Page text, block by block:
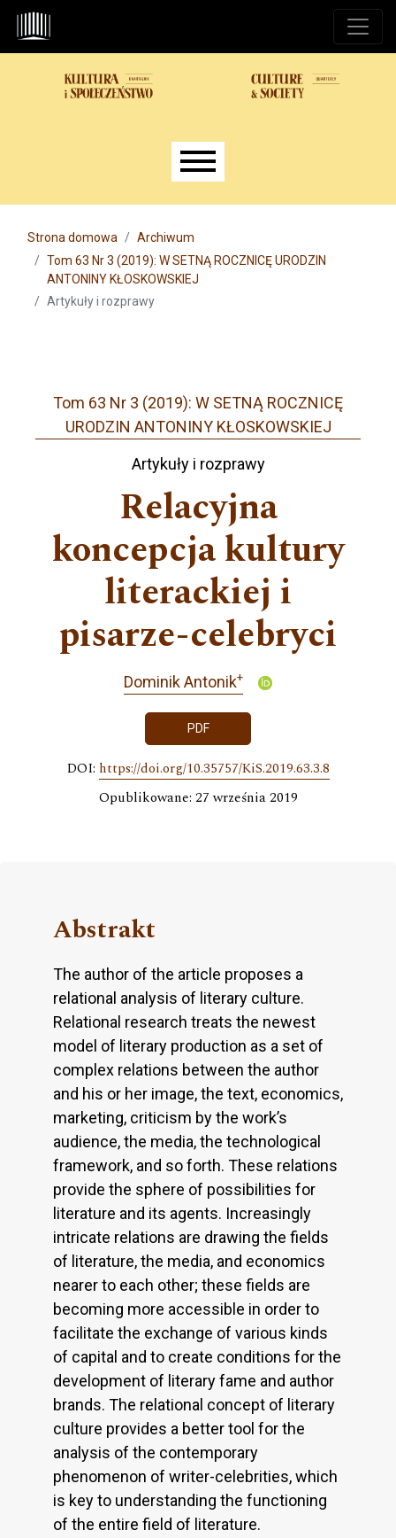
Przejdź do głównego menu
Przejdź do sekcji głównej
Przejdź do stopki
Main menu
Strona domowa
Archiwum
Tom 63 Nr 3 (2019): W SETNĄ ROCZNICĘ URODZIN
ANTONINY KŁOSKOWSKIEJ
Artykuły i rozprawy
Tom 63 Nr 3 (2019): W SETNĄ ROCZNICĘ
URODZIN ANTONINY KŁOSKOWSKIEJ
Artykuły i rozprawy
Relacyjna
koncepcja kultury
literackiej i
pisarze-celebryci
Dominik Antonik+
PDF
DOI: https://doi.org/10.35757/KiS.2019.63.3.8
Opublikowane: 27 września 2019
Abstrakt
The author of the article proposes a
relational analysis of literary culture.
Relational research treats the newest
model of literary production as a set of
complex relations between the author
and his or her image, the text, economics,
marketing, criticism by the work’s
audience, the media, the technological
framework, and so forth. These relations
provide the sphere of possibilities for
literature and its agents. Increasingly
intricate relations are drawing the fields
of literature, the media, and economics
nearer to each other; these fields are
becoming more accessible in order to
facilitate the exchange of various kinds
of capital and to create conditions for the
development of literary fame and author
brands. The relational concept of literary
culture provides a better tool for the
analysis of the contemporary
phenomenon of writer-celebrities, which
is key to understanding the functioning
of the entire field of literature.